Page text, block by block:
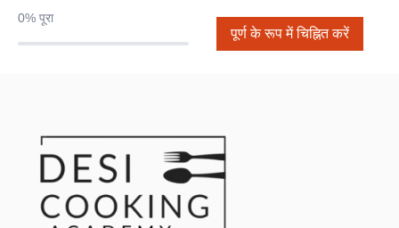
पुनरीक्षण और अंतिम परीक्षा 0/1
0% पूरा
पूर्ण के रूप में चिह्नित करें